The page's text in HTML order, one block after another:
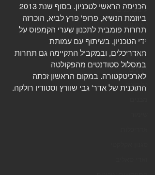
עיצוב פנים
עתיד
חלומות
הגיגים
כל העיר
ביוזמת הנשיא, פרופ' פרץ לביא, הוכרזה
תחרות פומבית לתכנון שערי הקמפוס על
ידי הטכניון, בשיתוף עם עמותת
האדריכלים, ובמקביל התקיימה גם תחרות
במסלול סטודנטים מהפקולטה
לארכיטקטורה. במקום הראשון זכתה
התוכנית של אדר' גבי שוורץ וסטודיו רולקה.